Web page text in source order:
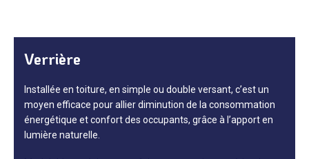
Verrière
Installée en toiture, en simple ou double versant, c’est un
moyen efficace pour allier diminution de la consommation
énergétique et confort des occupants, grâce à l’apport en
lumière naturelle.